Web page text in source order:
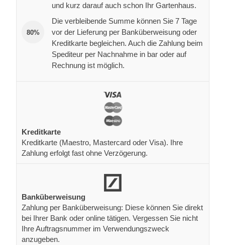
und kurz darauf auch schon Ihr Gartenhaus.
80%
Die verbleibende Summe können Sie 7 Tage
vor der Lieferung per Banküberweisung oder
Kreditkarte begleichen. Auch die Zahlung beim
Spediteur per Nachnahme in bar oder auf
Rechnung ist möglich.
Kreditkarte
Kreditkarte (Maestro, Mastercard oder Visa). Ihre
Zahlung erfolgt fast ohne Verzögerung.
Banküberweisung
Zahlung per Banküberweisung: Diese können Sie direkt
bei Ihrer Bank oder online tätigen. Vergessen Sie nicht
Ihre Auftragsnummer im Verwendungszweck
anzugeben.